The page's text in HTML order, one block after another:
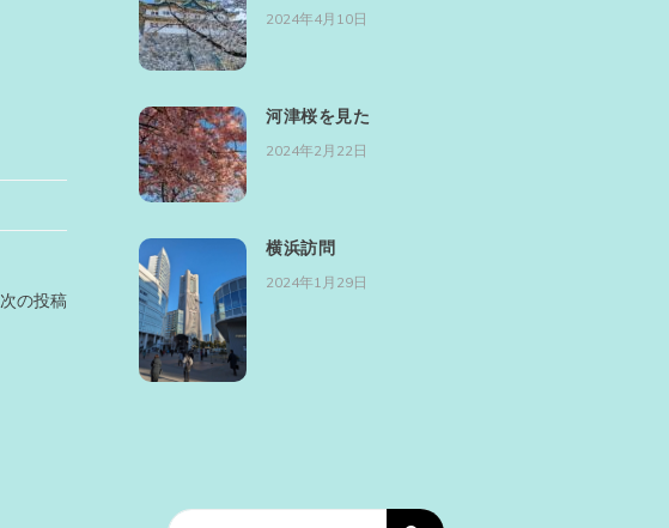
次の投稿
2024年4月10日
河津桜を見た
2024年2月22日
横浜訪問
2024年1月29日